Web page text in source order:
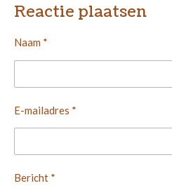
e
n
l
r
e
e
n
Reactie plaatsen
Naam *
E-mailadres *
Bericht *